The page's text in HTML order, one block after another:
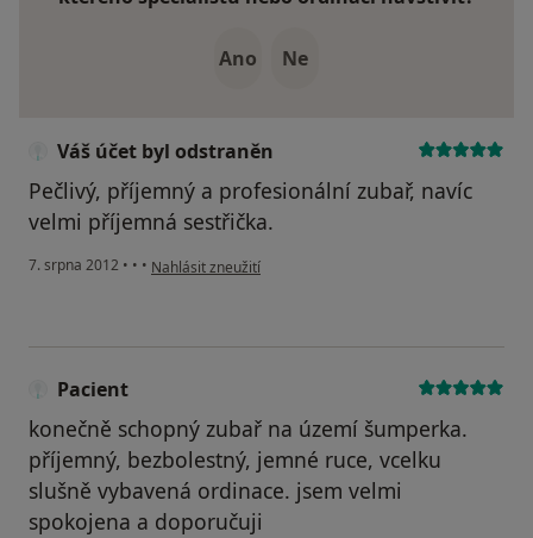
Ano Ne
Váš účet byl odstraněn
Pečlivý, příjemný a profesionální zubař, navíc
velmi příjemná sestřička.
7. srpna 2012 • • • podle názoru uživatele Váš účet byl odstraněn
Nahlásit zneužití
Pacient
konečně schopný zubař na území šumperka.
příjemný, bezbolestný, jemné ruce, vcelku
slušně vybavená ordinace. jsem velmi
spokojena a doporučuji